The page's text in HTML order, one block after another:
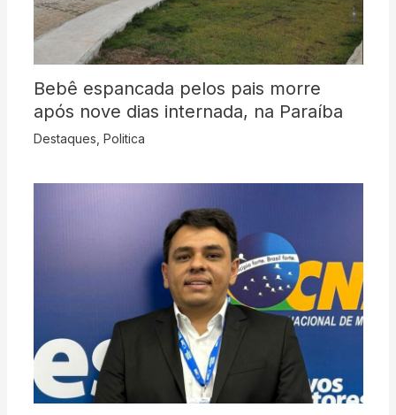
Bebê espancada pelos pais morre
após nove dias internada, na Paraíba
Destaques Politica